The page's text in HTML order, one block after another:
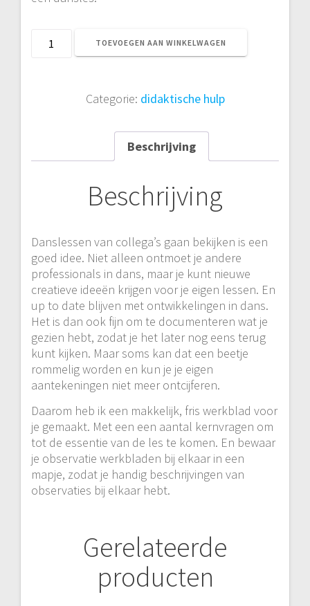
Dans
TOEVOEGEN AAN WINKELWAGEN
Categorie: didaktische hulp
Beschrijving
Beschrijving
Danslessen van collega’s gaan bekijken is een
goed idee. Niet alleen ontmoet je andere
professionals in dans, maar je kunt nieuwe
creatieve ideeën krijgen voor je eigen lessen. En
up to date blijven met ontwikkelingen in dans.
Het is dan ook fijn om te documenteren wat je
gezien hebt, zodat je het later nog eens terug
kunt kijken. Maar soms kan dat een beetje
rommelig worden en kun je je eigen
aantekeningen niet meer ontcijferen.
Daarom heb ik een makkelijk, fris werkblad voor
je gemaakt. Met een een aantal kernvragen om
tot de essentie van de les te komen. En bewaar
je observatie werkbladen bij elkaar in een
mapje, zodat je handig beschrijvingen van
observaties bij elkaar hebt.
Gerelateerde
producten